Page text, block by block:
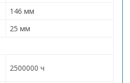
146 мм
25 мм
2500000 ч